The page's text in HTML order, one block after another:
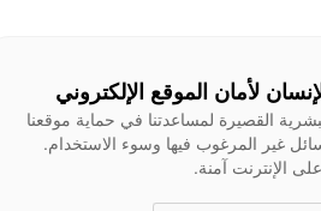
لأمان الموقع الإلكتروني
القصيرة لمساعدتنا في حماية موقعنا
غير المرغوب فيها وسوء الاستخدام.
الإنترنت آمنة.